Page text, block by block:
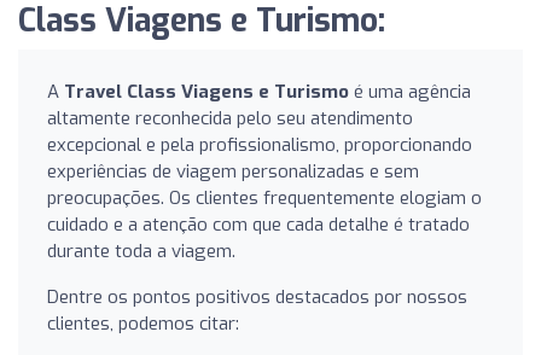
Class Viagens e Turismo:
A Travel Class Viagens e Turismo é uma agência
altamente reconhecida pelo seu atendimento
excepcional e pela profissionalismo, proporcionando
experiências de viagem personalizadas e sem
preocupações. Os clientes frequentemente elogiam o
cuidado e a atenção com que cada detalhe é tratado
durante toda a viagem.
Dentre os pontos positivos destacados por nossos
clientes, podemos citar: